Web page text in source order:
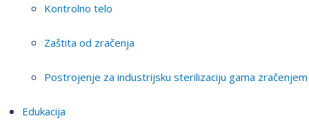
Kontrolno telo
Zaštita od zračenja
Postrojenje za industrijsku sterilizaciju gama zračenjem
Edukacija